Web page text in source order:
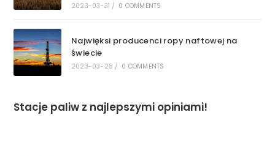
2023-03-31 / 0 COMMENTS
Najwięksi producenci ropy naftowej na
świecie
2023-03-28 / 0 COMMENTS
Stacje paliw z najlepszymi opiniami!